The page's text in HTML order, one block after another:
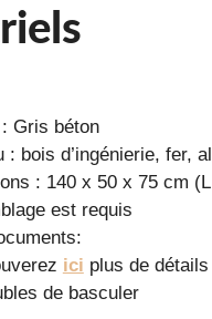
Gris béton
: bois d’ingénierie, fer,
: 140 x 50 x 75 cm
est requis
ici plus de
de basculer